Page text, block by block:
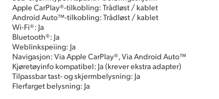
Apple CarPlay®-tilkobling: Trådløst / kablet
Android Auto™-tilkobling: Trådløst / kablet
Wi-Fi®: Ja
Bluetooth®: Ja
Weblinkspeiing: Ja
Navigasjon: Via Apple CarPlay®, Via Android Auto™
Kjøretøyinfo kompatibel: Ja (krever ekstra adapter)
Tilpassbar tast- og skjermbelysning: Ja
Flerfarget belysning: Ja